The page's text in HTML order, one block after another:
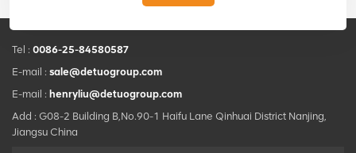
Tel : 0086-25-84580587
E-mail : sale@detuogroup.com
E-mail : henryliu@detuogroup.com
Add : G08-2 Building B,No.90-1 Haifu Lane Qinhuai District Nanjing,
Jiangsu China